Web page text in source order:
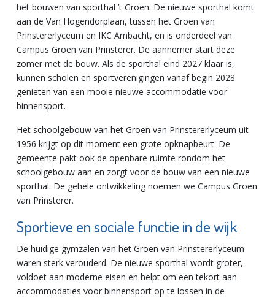
het bouwen van sporthal ’t Groen. De nieuwe sporthal komt
aan de Van Hogendorplaan, tussen het Groen van
Prinstererlyceum en IKC Ambacht, en is onderdeel van
Campus Groen van Prinsterer. De aannemer start deze
zomer met de bouw. Als de sporthal eind 2027 klaar is,
kunnen scholen en sportverenigingen vanaf begin 2028
genieten van een mooie nieuwe accommodatie voor
binnensport.
Het schoolgebouw van het Groen van Prinstererlyceum uit
1956 krijgt op dit moment een grote opknapbeurt. De
gemeente pakt ook de openbare ruimte rondom het
schoolgebouw aan en zorgt voor de bouw van een nieuwe
sporthal. De gehele ontwikkeling noemen we Campus Groen
van Prinsterer.
Sportieve en sociale functie in de wijk
De huidige gymzalen van het Groen van Prinstererlyceum
waren sterk verouderd. De nieuwe sporthal wordt groter,
voldoet aan moderne eisen en helpt om een tekort aan
accommodaties voor binnensport op te lossen in de